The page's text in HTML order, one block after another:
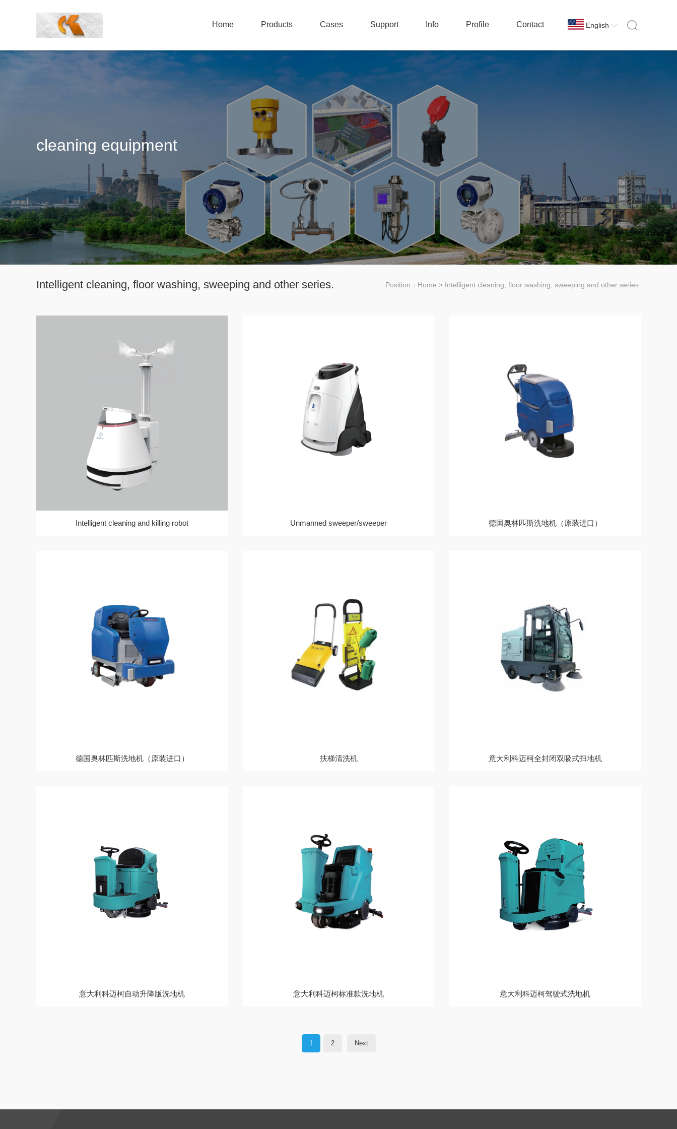
Home Products Cases Support Info Profile Contact English
cleaning equipment
Intelligent cleaning, floor washing, sweeping and other series. Position： Home > Intelligent cleaning, floor washing, sweeping and other series.
Intelligent cleaning and killing robot Unmanned sweeper/sweeper 德国奥林匹斯洗地机（原装进口）
德国奥林匹斯洗地机（原装进口） 扶梯清洗机 意大利科迈柯全封闭双吸式扫地机
意大利科迈柯自动升降版洗地机 意大利科迈柯标准款洗地机 意大利科迈柯驾驶式洗地机
1 2 Next